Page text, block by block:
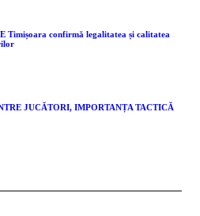
Timișoara confirmă legalitatea și calitatea
JUCĂTORI, IMPORTANȚA TACTICĂ